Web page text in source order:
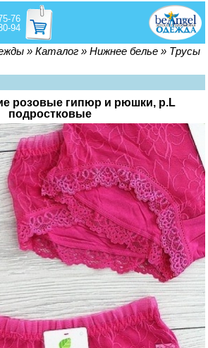
76
94
» Каталог » Нижнее белье » Трусы
розовые гипюр и рюшки, р.L
подростковые